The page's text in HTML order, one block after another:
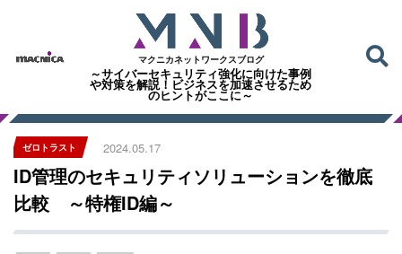
マクニカネットワークスブログ
～サイバーセキュリティ強化に向けた事例
や対策を解説！ビジネスを加速させるため
のヒントがここに～
ゼロトラスト 2024.05.17
ID管理のセキュリティソリューションを徹底
比較 ～特権ID編～